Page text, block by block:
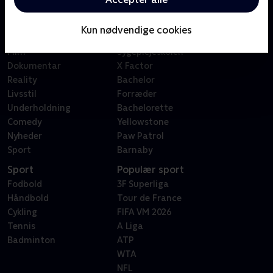
Kun nødvendige cookies
Kategorier
Film
Dokumentar
Reality
Livsstil
Underholdning
Comedy
Nyheder
Sport
Badehotellet
Sygeplejeskolen
X Factor
Bachelor
Forræder
Bachelorette
Yellowstone
Paw Patrol
Barnaby
Sport
Fodbold
Håndbold
Cykling
Tennis
Badminton
Populær sport
3F Superliga
Tour de France
FIFA VM 2026
A Liga
ATP
WTA
NFL